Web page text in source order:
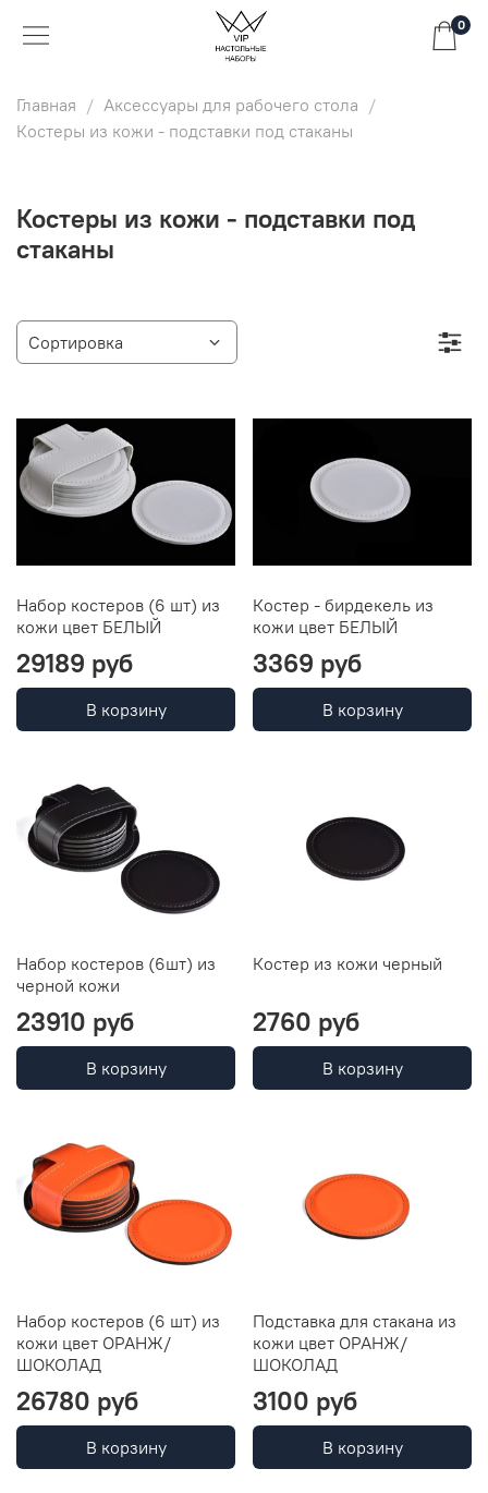
0
Главная
Аксессуары для рабочего стола
Костеры из кожи - подставки под стаканы
Костеры из кожи - подставки под
стаканы
Набор костеров (6 шт) из
кожи цвет БЕЛЫЙ
29189 руб
В корзину
Костер - бирдекель из
кожи цвет БЕЛЫЙ
3369 руб
В корзину
Набор костеров (6шт) из
черной кожи
23910 руб
В корзину
Костер из кожи черный
2760 руб
В корзину
Набор костеров (6 шт) из
кожи цвет ОРАНЖ/
ШОКОЛАД
26780 руб
В корзину
Подставка для стакана из
кожи цвет ОРАНЖ/
ШОКОЛАД
3100 руб
В корзину